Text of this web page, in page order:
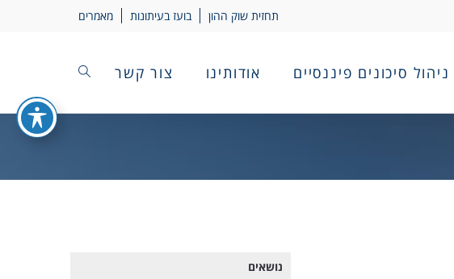
תחזית שוק ההון בועז בעיתונות מאמרים
ניהול סיכונים פיננסיים אודותינו צור קשר
נושאים